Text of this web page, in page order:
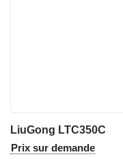
LiuGong LTC350C
Prix sur demande